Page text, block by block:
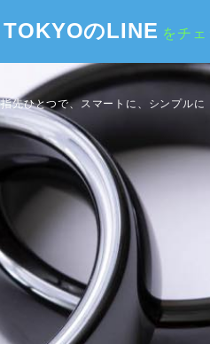
のLINE をチェ
先ひとつで、スマートに、シンプルに